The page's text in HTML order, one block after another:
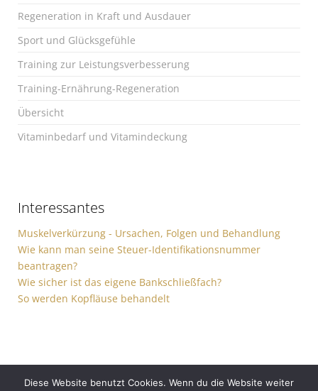
Regeneration in Kraft und Ausdauer
Sport und Glücksgefühle
Training zur Leistungsverbesserung
Training-Ernährung-Regeneration
Übersicht
Vitaminbedarf und Vitamindeckung
Interessantes
Muskelverkürzung - Ursachen, Folgen und Behandlung
Wie kann man seine Steuer-Identifikationsnummer
beantragen?
Wie sicher ist das eigene Bankschließfach?
So werden Kopfläuse behandelt
Diese Website benutzt Cookies. Wenn du die Website weiter